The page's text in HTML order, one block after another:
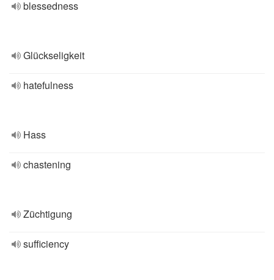
blessedness
Glückseligkeit
hatefulness
Hass
chastening
Züchtigung
sufficiency